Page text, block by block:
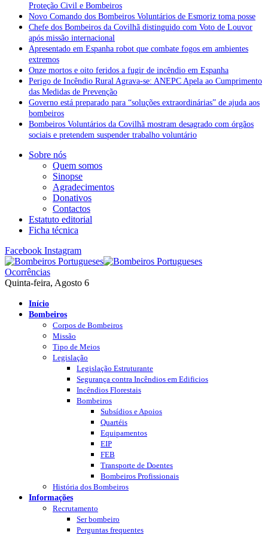
Proteção Civil e Bombeiros
Novo Comando dos Bombeiros Voluntários de Esmoriz toma posse
Chefe dos Bombeiros da Covilhã distinguido com Voto de Louvor
após missão internacional
Apresentado em Espanha robot que combate fogos em ambientes
extremos
Onze mortos e oito feridos a fugir de incêndio em Espanha
Perigo de Incêndio Rural Agrava-se: ANEPC Apela ao Cumprimento
das Medidas de Prevenção
Governo está preparado para “soluções extraordinárias” de ajuda aos
bombeiros
Bombeiros Voluntários da Covilhã mostram desagrado com órgãos
sociais e pretendem suspender trabalho voluntário
Sobre nós
Quem somos
Sinopse
Agradecimentos
Donativos
Contactos
Estatuto editorial
Ficha técnica
Facebook Instagram
Ocorrências
Quinta-feira, Agosto 6
Início
Bombeiros
Corpos de Bombeiros
Missão
Tipo de Meios
Legislação
Legislação Estruturante
Segurança contra Incêndios em Edificios
Incêndios Florestais
Bombeiros
Subsídios e Apoios
Quartéis
Equipamentos
EIP
FEB
Transporte de Doentes
Bombeiros Profissionais
História dos Bombeiros
Informações
Recrutamento
Ser bombeiro
Perguntas frequentes